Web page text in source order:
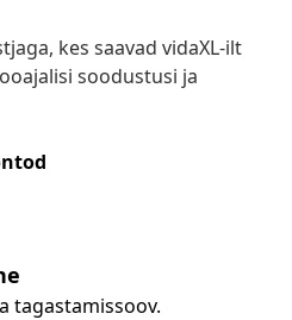
kes saavad vidaXL-ilt
soodustusi ja
tagastamissoov.